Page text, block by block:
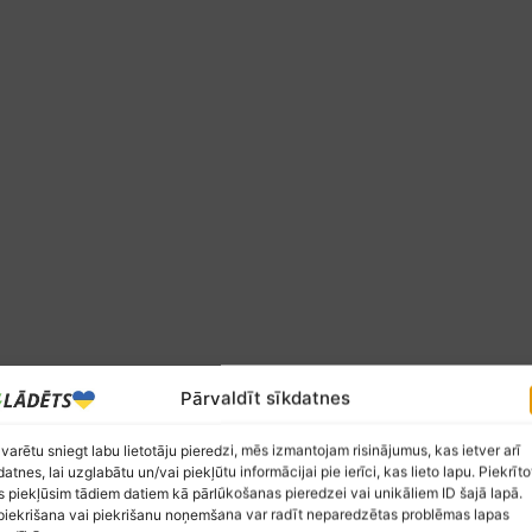
Pārvaldīt sīkdatnes
sniegt labu lietotāju pieredzi, mēs izmantojam risinājumus, kas ietver arī
lai uzglabātu un/vai piekļūtu informācijai pie ierīci, kas lieto lapu.
piekļūsim tādiem datiem kā pārlūkošanas pieredzei vai unikāliem ID šajā lapā.
vai piekrišanu noņemšana var radīt neparedzētas problēmas lapas